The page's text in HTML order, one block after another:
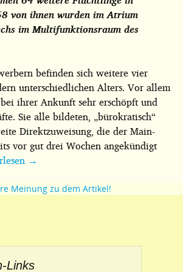
von ihnen wurden im Atrium
im Multifunktionsraum des
befinden sich weitere vier
unterschiedlichen Alters. Vor allem
ihrer Ankunft sehr erschöpft und
Sie alle bildeten, „bürokratisch“
Direktzuweisung, die der Main-
vor gut drei Wochen angekündigt
→
Meinung zu dem Artikel!
Links